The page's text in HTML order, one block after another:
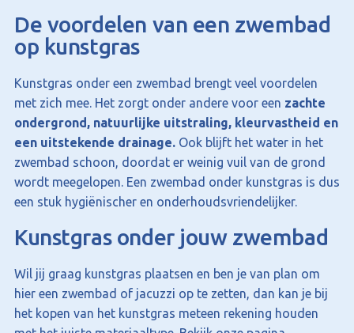
De voordelen van een zwembad
op kunstgras
Kunstgras onder een zwembad brengt veel voordelen
met zich mee. Het zorgt onder andere voor een zachte
ondergrond, natuurlijke uitstraling, kleurvastheid en
een uitstekende drainage. Ook blijft het water in het
zwembad schoon, doordat er weinig vuil van de grond
wordt meegelopen. Een zwembad onder kunstgras is dus
een stuk hygiënischer en onderhoudsvriendelijker.
Kunstgras onder jouw zwembad
Wil jij graag kunstgras plaatsen en ben je van plan om
hier een zwembad of jacuzzi op te zetten, dan kan je bij
het kopen van het kunstgras meteen rekening houden